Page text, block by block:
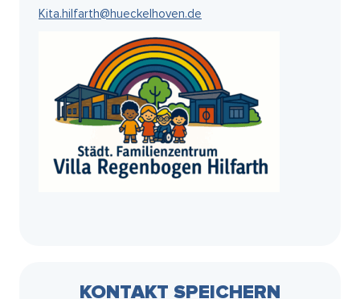
Kita.hilfarth@hueckelhoven.de
KONTAKT SPEICHERN